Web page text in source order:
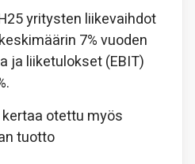
yritysten liikevaihdot
7% vuoden
ja liiketulokset (EBIT)
otettu myös
tuotto